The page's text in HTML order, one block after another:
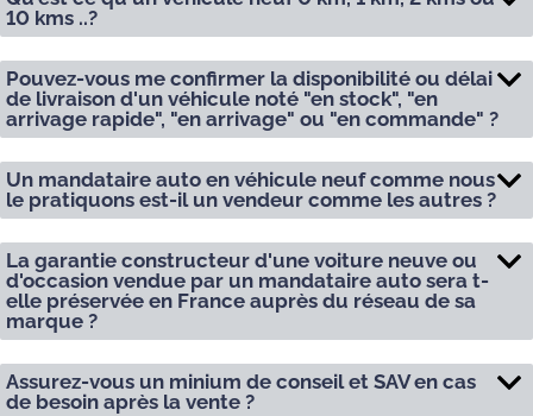
10 kms ..?
Pouvez-vous me confirmer la disponibilité ou délai
de livraison d'un véhicule noté "en stock", "en
arrivage rapide", "en arrivage" ou "en commande" ?
Un mandataire auto en véhicule neuf comme nous
le pratiquons est-il un vendeur comme les autres ?
La garantie constructeur d'une voiture neuve ou
d'occasion vendue par un mandataire auto sera t-
elle préservée en France auprès du réseau de sa
marque ?
Assurez-vous un minium de conseil et SAV en cas
de besoin après la vente ?